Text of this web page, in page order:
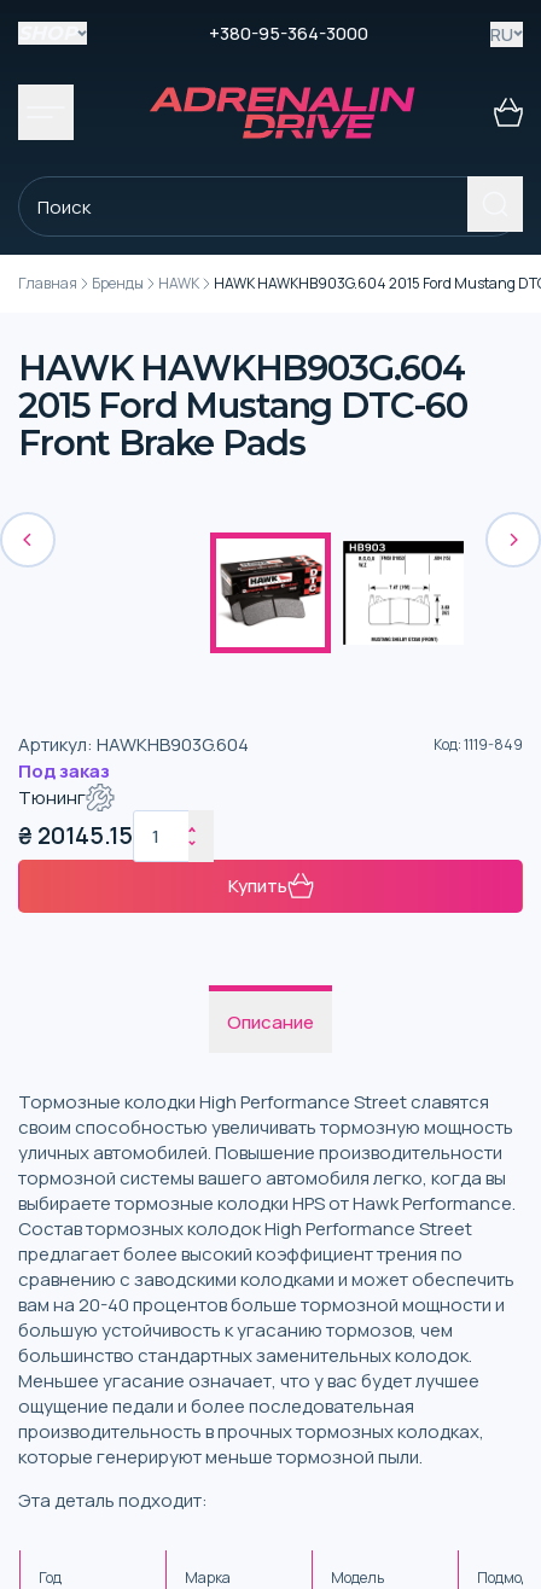
+380-95-364-3000 RU
Главная Бренды HAWK HAWK HAWKHB903G.604 2015 Ford Mustang
HAWK HAWKHB903G.604
2015 Ford Mustang DTC-60
Front Brake Pads
Артикул: HAWKHB903G.604 Код:1119-849
Под заказ
Тюнинг
₴ 20145.15
Купить
Описание
Тормозные колодки High Performance Street славятся
своим способностью увеличивать тормозную мощность
уличных автомобилей. Повышение производительности
тормозной системы вашего автомобиля легко, когда вы
выбираете тормозные колодки HPS от Hawk Performance.
Состав тормозных колодок High Performance Street
предлагает более высокий коэффициент трения по
сравнению с заводскими колодками и может обеспечить
вам на 20-40 процентов больше тормозной мощности и
большую устойчивость к угасанию тормозов, чем
большинство стандартных заменительных колодок.
Меньшее угасание означает, что у вас будет лучшее
ощущение педали и более последовательная
производительность в прочных тормозных колодках,
которые генерируют меньше тормозной пыли.
Эта деталь подходит:
Год Марка Модель